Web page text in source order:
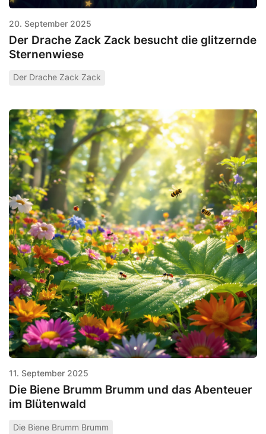
20. September 2025
Der Drache Zack Zack besucht die glitzernde
Sternenwiese
Der Drache Zack Zack
11. September 2025
Die Biene Brumm Brumm und das Abenteuer
im Blütenwald
Die Biene Brumm Brumm